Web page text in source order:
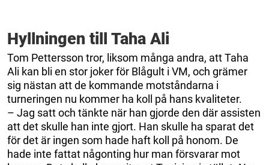
Hyllningen till Taha Ali
Tom Pettersson tror, liksom många andra, att Taha
Ali kan bli en stor joker för Blågult i VM, och grämer
sig nästan att de kommande motståndarna i
turneringen nu kommer ha koll på hans kvaliteter.
– Jag satt och tänkte när han gjorde den där assisten
att det skulle han inte gjort. Han skulle ha sparat det
för det är ingen som hade haft koll på honom. De
hade inte fattat någonting hur man försvarar mot